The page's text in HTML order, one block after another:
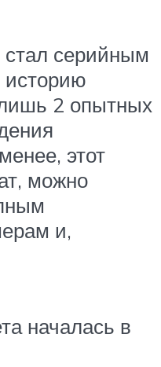
серийным
историю
2 опытных
этот
можно
и,
началась в